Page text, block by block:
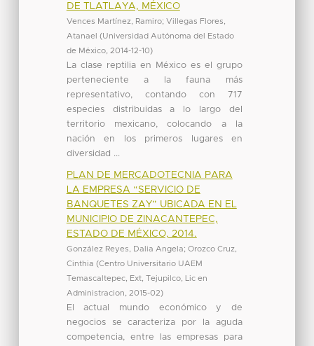
DE TLATLAYA, MÉXICO
Vences Martínez, Ramiro; Villegas Flores,
Atanael
(Universidad Autónoma del Estado
de México, 2014-12-10)
La clase reptilia en México es el grupo
perteneciente a la fauna más
representativo, contando con 717
especies distribuidas a lo largo del
territorio mexicano, colocando a la
nación en los primeros lugares en
diversidad ...
PLAN DE MERCADOTECNIA PARA
LA EMPRESA “SERVICIO DE
BANQUETES ZAY” UBICADA EN EL
MUNICIPIO DE ZINACANTEPEC,
ESTADO DE MÉXICO, 2014.
González Reyes, Dalia Angela; Orozco Cruz,
Cinthia (Centro Universitario UAEM
Temascaltepec, Ext, Tejupilco, Lic en
Administracion
2015-02)
El actual mundo económico y de
negocios se caracteriza por la aguda
competencia, entre las empresas para